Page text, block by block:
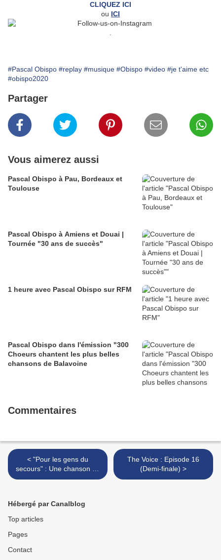
CLIQUEZ ICI
ou ICI
#Pascal Obispo #replay #musique #Obispo #video #je t'aime etc
#obispo2020
Partager
Vous aimerez aussi
Pascal Obispo à Pau, Bordeaux et
Toulouse
Pascal Obispo à Amiens et Douai |
Tournée "30 ans de succès"
1 heure avec Pascal Obispo sur RFM
Pascal Obispo dans l'émission "300
Choeurs chantent les plus belles
chansons de Balavoine
Commentaires
< "Pour les gens du
secours" : Une chanson de
Pascal Obispo, Marc
The Voice : Episode 16
(Demi-finale) >
Hébergé par Canalblog
Top articles
Pages
Contact